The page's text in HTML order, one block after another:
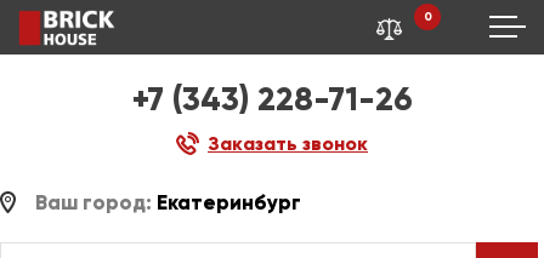
+7 (343) 228-71-26
Заказать звонок
0
Ваш город: Екатеринбург